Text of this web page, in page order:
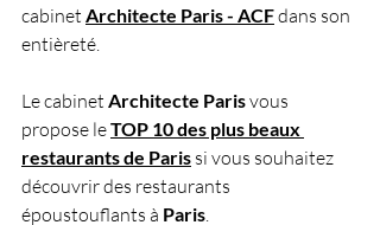
cabinet Architecte Paris - ACF dans son
entièreté.
Le cabinet Architecte Paris vous
propose leTOP 10 des plus beaux
restaurants de Paris si vous souhaitez
découvrir des restaurants
époustouflants à Paris.